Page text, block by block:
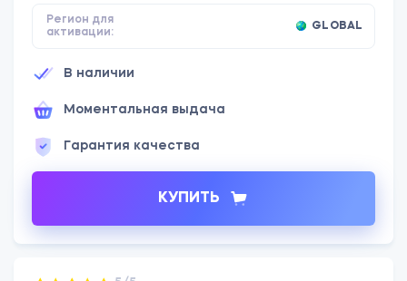
Регион для
активации:
GLOBAL
В наличии
Моментальная выдача
Гарантия качества
КУПИТЬ